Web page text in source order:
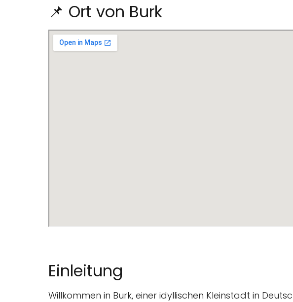
📌 Ort von Burk
Einleitung
Willkommen in Burk, einer idyllischen Kleinstadt in